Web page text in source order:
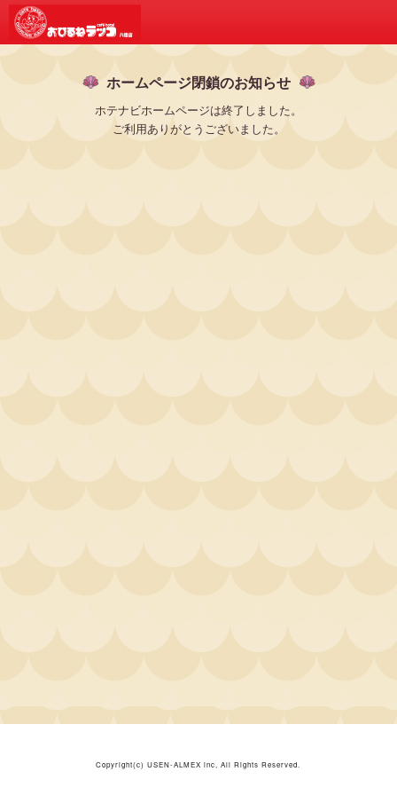
ホームページ閉鎖のお知らせ
ホテナビホームページは終了しました。
ご利用ありがとうございました。
Copyright(c)USEN-ALMEX inc, All Rights Reserved.